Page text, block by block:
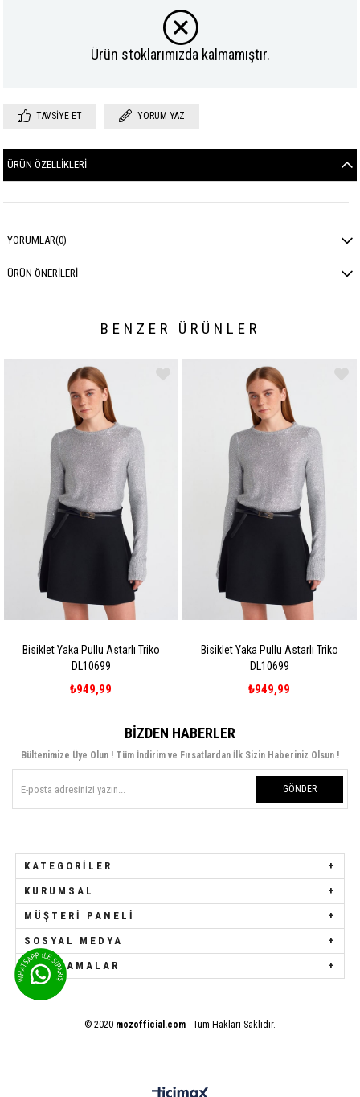
Ürün stoklarımızda kalmamıştır.
TAVSIYE ET YORUM YAZ
ÜRÜN ÖZELLIKLERI
YORUMLAR(0)
ÜRÜN ÖNERILERI
BENZER ÜRÜNLER
Bisiklet Yaka Pullu Astarlı Triko
DL10699
₺949,99
Bisiklet Yaka Pullu Astarlı Triko
DL10699
₺949,99
BIZDEN HABERLER
Bültenimize Üye Olun ! Tüm İndirim ve Fırsatlardan İlk Sizin Haberiniz Olsun !
GÖNDER
KATEGORILER
KURUMSAL
MÜŞTERI PANELI
SOSYAL MEDYA
UYGULAMALAR
© 2020 mozofficial.com - Tüm Hakları Saklıdır.